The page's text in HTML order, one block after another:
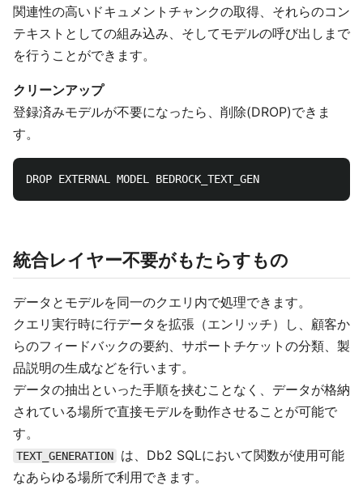
関連性の高いドキュメントチャンクの取得、それらのコン
テキストとしての組み込み、そしてモデルの呼び出しまで
を行うことができます。
クリーンアップ
登録済みモデルが不要になったら、削除(DROP)できま
す。
統合レイヤー不要がもたらすもの
データとモデルを同一のクエリ内で処理できます。
クエリ実行時に行データを拡張（エンリッチ）し、顧客か
らのフィードバックの要約、サポートチケットの分類、製
品説明の生成などを行います。
データの抽出といった手順を挟むことなく、データが格納
されている場所で直接モデルを動作させることが可能で
す。
TEXT_GENERATION
は、Db2 SQLにおいて関数が使用可能
なあらゆる場所で利用できます。